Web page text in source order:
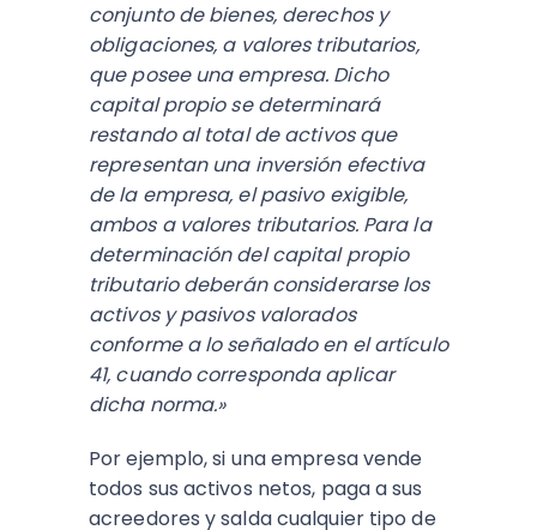
conjunto de bienes, derechos y
obligaciones, a valores tributarios,
que posee una empresa. Dicho
capital propio se determinará
restando al total de activos que
representan una inversión efectiva
de la empresa, el pasivo exigible,
ambos a valores tributarios. Para la
determinación del capital propio
tributario deberán considerarse los
activos y pasivos valorados
conforme a lo señalado en el artículo
41, cuando corresponda aplicar
dicha norma.»
Por ejemplo, si una empresa vende
todos sus activos netos, paga a sus
acreedores y salda cualquier tipo de